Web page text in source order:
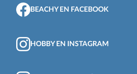
BEACHY EN FACEBOOK
HOBBY EN INSTAGRAM